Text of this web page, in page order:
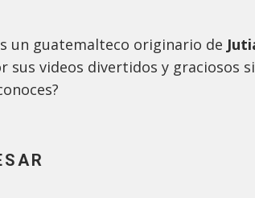
un guatemalteco originario de
sus videos divertidos y graciosos